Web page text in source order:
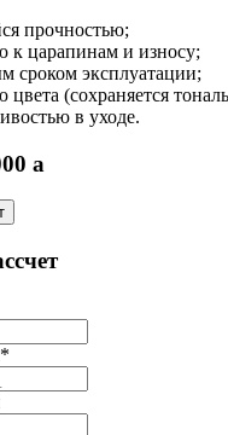
прочностью;
к царапинам и износу;
сроком эксплуатации;
цвета (сохраняется
в уходе.
a